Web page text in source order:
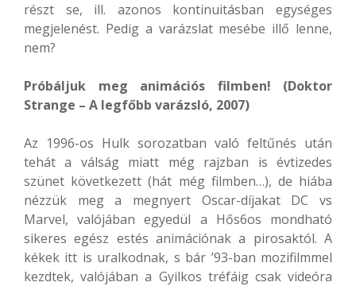
részt se, ill. azonos kontinuitásban egységes
megjelenést. Pedig a varázslat mesébe illő lenne,
nem?
Próbáljuk meg animációs filmben! (Doktor
Strange – A legfőbb varázsló, 2007)
Az 1996-os Hulk sorozatban való feltűnés után
tehát a válság miatt még rajzban is évtizedes
szünet következett (hát még filmben…), de hiába
nézzük meg a megnyert Oscar-díjakat DC vs
Marvel, valójában egyedül a Hős6os mondható
sikeres egész estés animációnak a pirosaktól. A
kékek itt is uralkodnak, s bár ’93-ban mozifilmmel
kezdtek, valójában a Gyilkos tréfáig csak videóra